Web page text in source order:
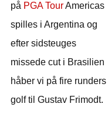
på PGA TourAmericas
spilles i Argentina og
efter sidsteuges
missede cut i Brasilien
håber vi på fire runders
golf til Gustav Frimodt.